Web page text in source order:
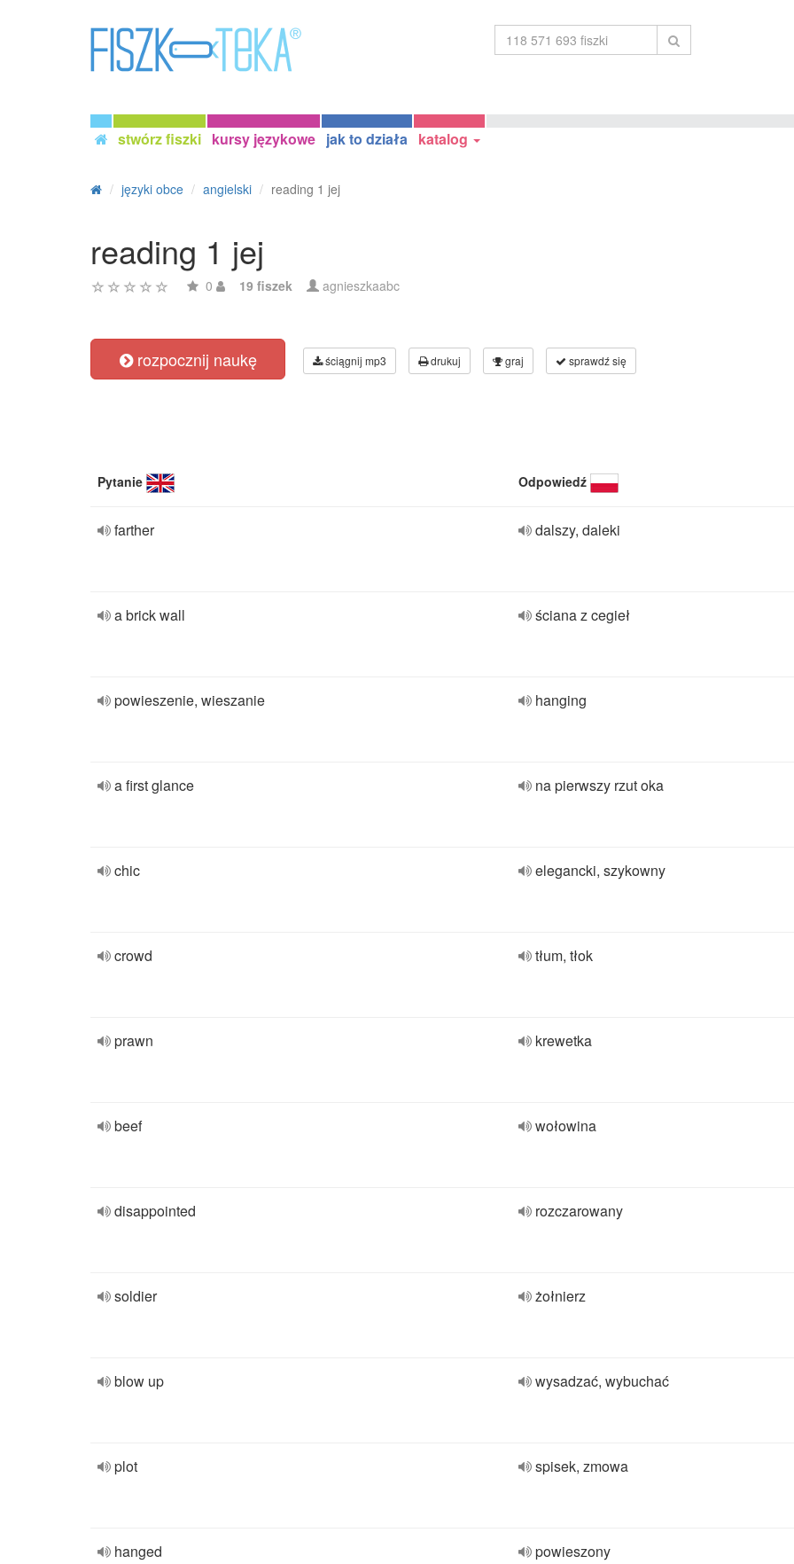
stwórz fiszki kursy językowe jak to działa katalog
języki obce angielski reading 1 jej
reading 1 jej
0 19 fiszek agnieszkaabc
rozpocznij naukę ściągnij mp3 drukuj graj sprawdź się
Pytanie Odpowiedź
farther dalszy, daleki
a brick wall ściana z cegieł
powieszenie, wieszanie hanging
a first glance na pierwszy rzut oka
chic elegancki, szykowny
crowd tłum, tłok
prawn krewetka
beef wołowina
disappointed rozczarowany
soldier żołnierz
blow up wysadzać, wybuchać
plot spisek, zmowa
hanged powieszony